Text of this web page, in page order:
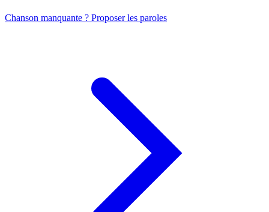
Chanson manquante ? Proposer les paroles